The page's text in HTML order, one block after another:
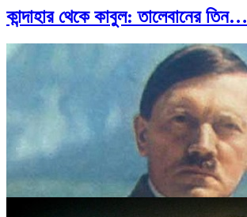
কান্দাহার থেকে কাবুল: তালেবানের তিন…